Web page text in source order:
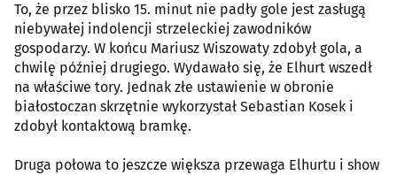
To, że przez blisko 15. minut nie padły gole jest zasługą
niebywałej indolencji strzeleckiej zawodników
gospodarzy. W końcu Mariusz Wiszowaty zdobył gola, a
chwilę później drugiego. Wydawało się, że Elhurt wszedł
na właściwe tory. Jednak złe ustawienie w obronie
białostoczan skrzętnie wykorzystał Sebastian Kosek i
zdobył kontaktową bramkę.
Druga połowa to jeszcze większa przewaga Elhurtu i show